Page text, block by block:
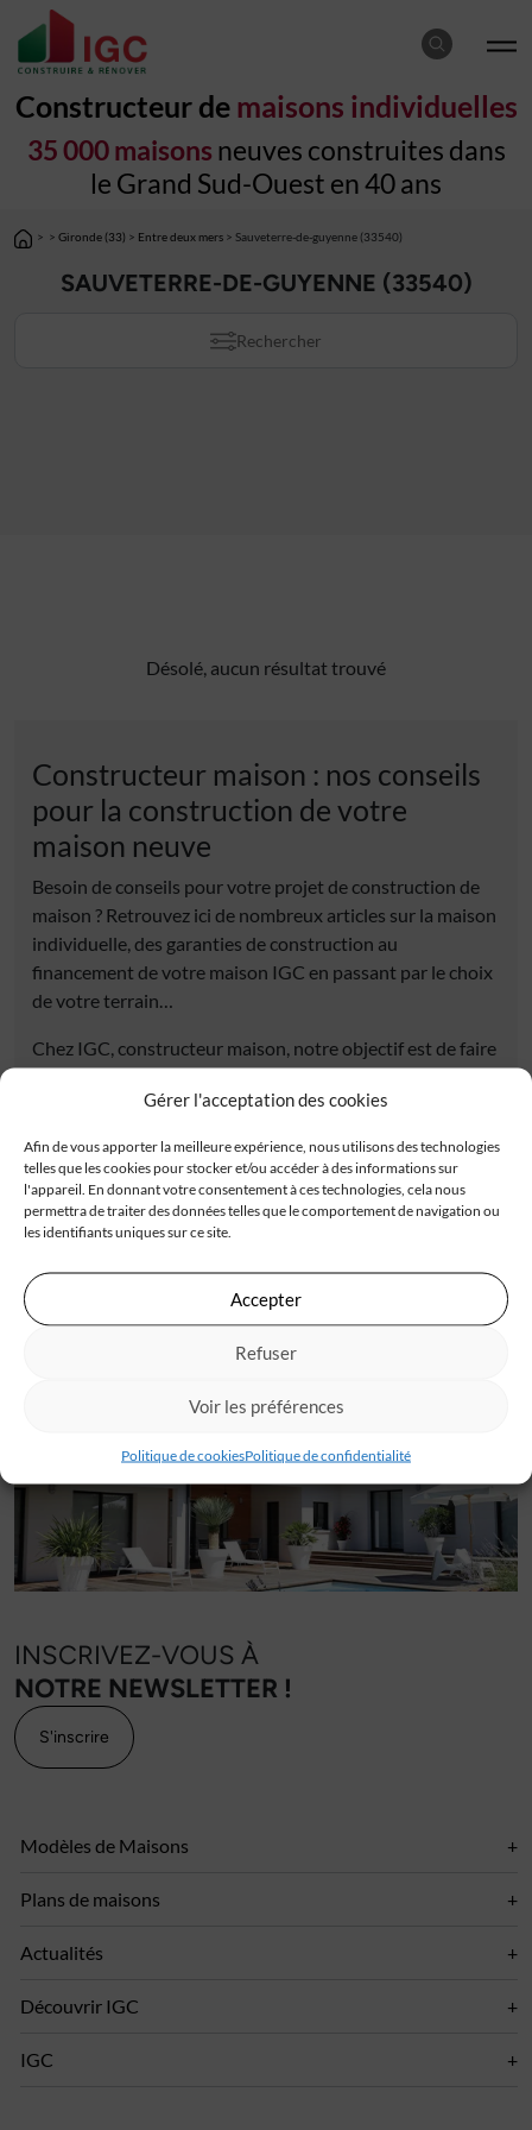
Gérer l'acceptation des cookies
Afin de vous apporter la meilleure expérience, nous utilisons des technologies
telles que les cookies pour stocker et/ou accéder à des informations sur
l'appareil. En donnant votre consentement à ces technologies, cela nous
permettra de traiter des données telles que le comportement de navigation ou
les identifiants uniques sur ce site.
Accepter
Refuser
Voir les préférences
Politique de cookiesPolitique de confidentialité
Constructeur de maisons individuelles
35 000 maisons neuves construites dans
le Grand Sud-Ouest en 40 ans
> > Gironde (33) > Entre deux mers > Sauveterre-de-guyenne (33540)
SAUVETERRE-DE-GUYENNE (33540)
Rechercher
Désolé, aucun résultat trouvé
Constructeur maison : nos conseils
pour la construction de votre
maison neuve
Besoin de conseils pour votre projet de construction de
maison ? Retrouvez ici de nombreux articles sur la maison
individuelle, des garanties de construction au
financement de votre maison IGC en passant par le choix
de votre terrain…
Chez IGC, constructeur maison, notre objectif est de faire
espérons que cette section actualités vous inspire et vous
l’excellence et l’innovation dans le domaine de la
construction de maison. Restez connectés pour de
nouvelles mises à jour passionnantes !
les témoignages en video
INSCRIVEZ-VOUS À
NOTRE NEWSLETTER !
S'inscrire
Modèles de Maisons
Plans de maisons
Actualités
Découvrir IGC
IGC